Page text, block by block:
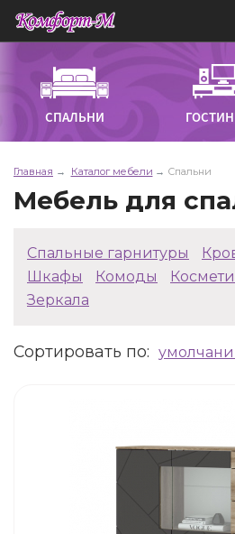
СПАЛЬНИ
Главная Каталог мебели Спальни
Мебель для
Спальные гарнитуры
Шкафы
Комоды
Зеркала
Сортировать по: